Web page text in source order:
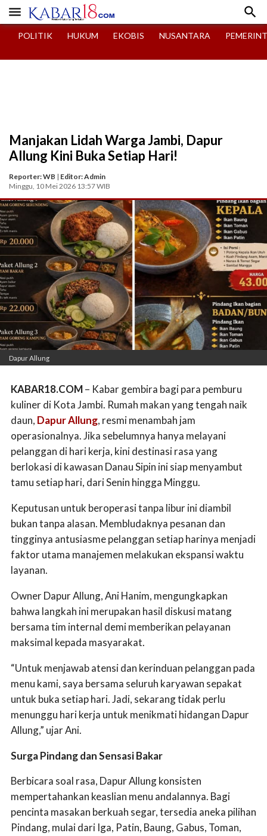
 
POLITIK HUKUM EKOBIS NUSANTARA
Manjakan Lidah Warga Jambi, Dapur
Allung Kini Buka Setiap Hari!
Reporter: WB | Editor: Admin
Minggu, 10 Mei 2026 13:57 WIB
Dapur Allung
KABAR18.COM– Kabar gembira bagi para pemburu
kuliner di Kota Jambi. Rumah makan yang tengah naik
daun, Dapur Allung, resmi menambah jam
operasionalnya. Jika sebelumnya hanya melayani
pelanggan di hari kerja, kini destinasi rasa yang
berlokasi di kawasan Danau Sipin ini siap menyambut
tamu setiap hari, dari Senin hingga Minggu.
Keputusan untuk beroperasi tanpa libur ini diambil
bukan tanpa alasan. Membludaknya pesanan dan
tingginya antusiasme pelanggan setiap harinya menjadi
faktor utama manajemen melakukan ekspansi waktu
layanan.
Owner Dapur Allung, Ani Hanim, mengungkapkan
bahwa langkah ini merupakan hasil diskusi matang
bersama tim internal demi memberikan pelayanan
maksimal kepada masyarakat.
“Untuk menjawab atensi dan kerinduan pelanggan pada
menu kami, saya bersama seluruh karyawan sepakat
untuk buka setiap hari. Jadi, sekarang tidak perlu
menunggu hari kerja untuk menikmati hidangan Dapur
Allung,” ujar Ani.
Surga Pindang dan Sensasi Bakar
Berbicara soal rasa, Dapur Allung konsisten
mempertahankan keaslian menu andalannya. Bagi
pencinta masakan berkuah segar, tersedia aneka pilihan
Pindang, mulai dari Iga, Patin, Baung, Gabus, Toman,